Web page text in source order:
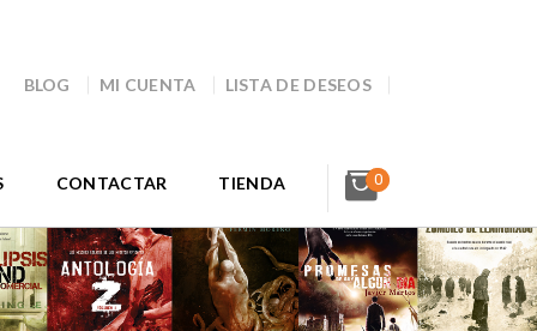
BLOG MI CUENTA LISTA DE DESEOS
CONTACTAR TIENDA 0